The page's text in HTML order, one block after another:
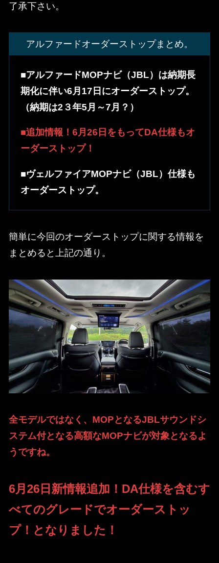
了承下さい。
アルファードオーダーストップまとめ。
■アルファードMOPナビ（JBL）は納期長
期化に伴い6月17日にオーダーストップ。
（納期は2３年5月～7月？）
■追加情報！6月26日をもってDA仕様もオ
ーダーストップ！
■ヴェルファイアMOPナビ（JBL）仕様も
オーダーストップ。
簡単に今回のオーダーストップに関する情報を
まとめると上記の通り。
全モデルではなく、MOPとなるJBLサウンドシ
ステム付となる高額なMOPナビが対象となるよ
うですね。
6月26日新情報追加！DA仕様を含むす
べてのグレードでオーダーストッ
プ！となりました！